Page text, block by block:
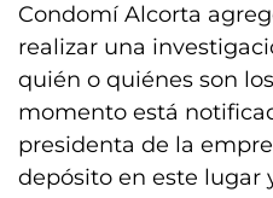
Condomí Alcorta
realizar una
quién o quiénes son
momento está
presidenta de la
depósito en este lugar